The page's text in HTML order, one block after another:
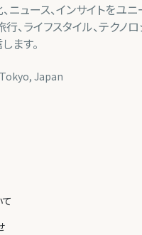
ニュース、インサイトをユ
行、ライフスタイル、テクノ
ます。
Japan